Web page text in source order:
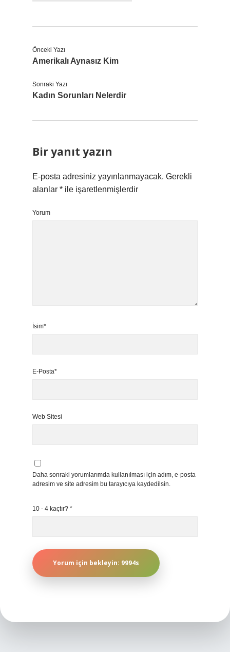
Önceki Yazı
Amerikalı Aynasız Kim
Sonraki Yazı
Kadın Sorunları Nelerdir
Bir yanıt yazın
E-posta adresiniz yayınlanmayacak. Gerekli
alanlar * ile işaretlenmişlerdir
Yorum
İsim*
E-Posta*
Web Sitesi
Daha sonraki yorumlarımda kullanılması için adım, e-posta
adresim ve site adresim bu tarayıcıya kaydedilsin.
10 - 4 kaçtır? *